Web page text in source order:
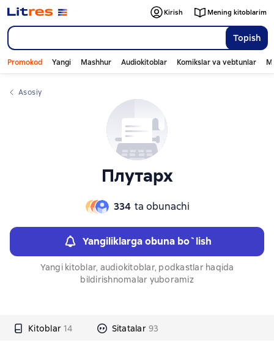
Topish
Kirish Mening kitoblarim
Promokod Yangi Mashhur Audiokitoblar Komikslar va vebtunlar
Asosiy
Плутарх
334 ta obunachi
Yangiliklarga obuna bo`lish
Yangi kitoblar, audiokitoblar, podkastlar haqida
bildirishnomalar yuboramiz
Kitoblar 14 Sitatalar 93
Слайдер с книгами
Слайдер с книгами